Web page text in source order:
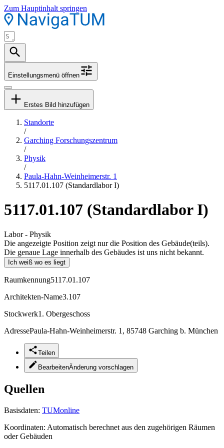
Zum Hauptinhalt springen
Einstellungsmenü öffnen
Erstes Bild hinzufügen
Standorte
/
Garching Forschungszentrum
/
Physik
/
Paula-Hahn-Weinheimerstr. 1
5117.01.107 (Standardlabor I)
5117.01.107 (Standardlabor I)
Labor - Physik
Die angezeigte Position zeigt nur die Position des Gebäude(teils).
Die genaue Lage innerhalb des Gebäudes ist uns nicht bekannt.
Ich weiß wo es liegt
Raumkennung5117.01.107
Architekten-Name3.107
Stockwerk1. Obergeschoss
AdressePaula-Hahn-Weinheimerstr. 1, 85748 Garching b. München
Teilen
BearbeitenÄnderung vorschlagen
Quellen
Basisdaten: TUMonline
Koordinaten: Automatisch berechnet aus den zugehörigen Räumen
oder Gebäuden